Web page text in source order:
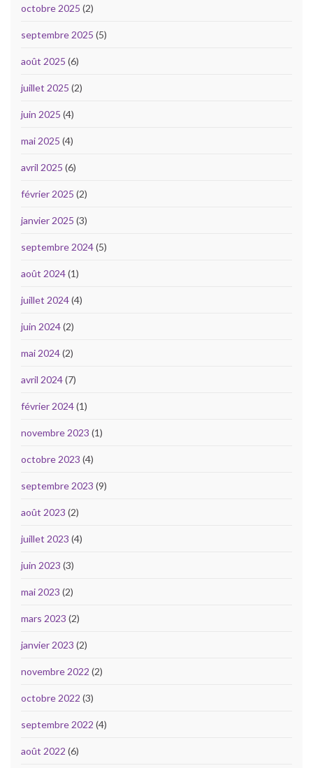
octobre 2025 (2)
septembre 2025 (5)
août 2025 (6)
juillet 2025 (2)
juin 2025 (4)
mai 2025 (4)
avril 2025 (6)
février 2025 (2)
janvier 2025 (3)
septembre 2024(5)
août 2024(1)
juillet 2024(4)
juin 2024(2)
mai 2024(2)
avril 2024(7)
février 2024(1)
novembre 2023 (1)
octobre 2023 (4)
septembre 2023 (9)
août 2023 (2)
juillet 2023 (4)
juin 2023 (3)
mai 2023 (2)
mars 2023 (2)
janvier 2023 (2)
novembre 2022 (2)
octobre 2022 (3)
septembre 2022 (4)
août 2022 (6)